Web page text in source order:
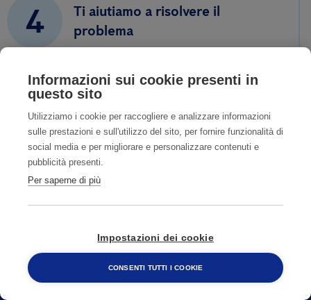
4
Ti aiutiamo a risolvere il
problema
800 482 320
Informazioni sui cookie presenti in
questo sito
Utilizziamo i cookie per raccogliere e analizzare informazioni
sulle prestazioni e sull'utilizzo del sito, per fornire funzionalità di
social media e per migliorare e personalizzare contenuti e
pubblicità presenti.
Per saperne di più
Impostazioni dei cookie
CONSENTI TUTTI I COOKIE